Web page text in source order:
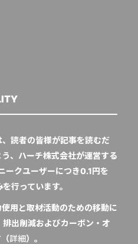
読者の皆様が記事を読むだ
、ハーチ株式会社が運営する
ークユーザーにつき0.1円を
行っています。
用と取材活動のための移動に
出削減およびカーボン・オ
詳細）。